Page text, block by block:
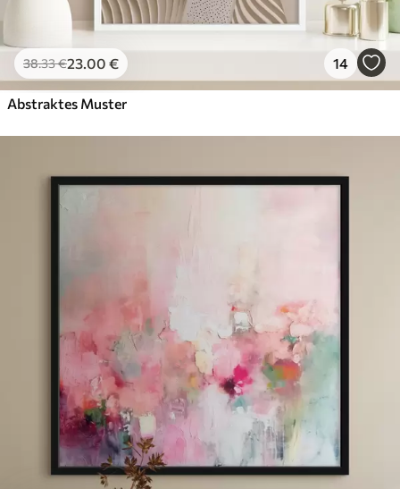
38.33€23.00 € 14
Abstraktes Muster